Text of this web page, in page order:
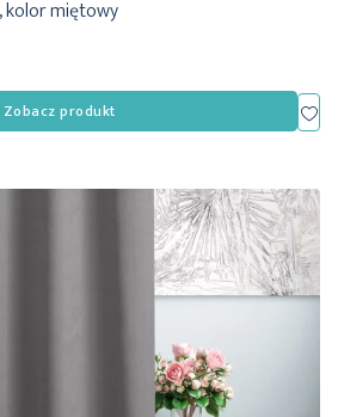
kolor miętowy
Zobacz produkt